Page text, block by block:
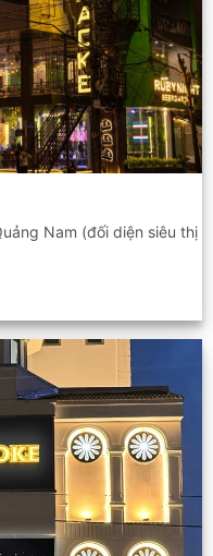
Nam (đối diện siêu thị